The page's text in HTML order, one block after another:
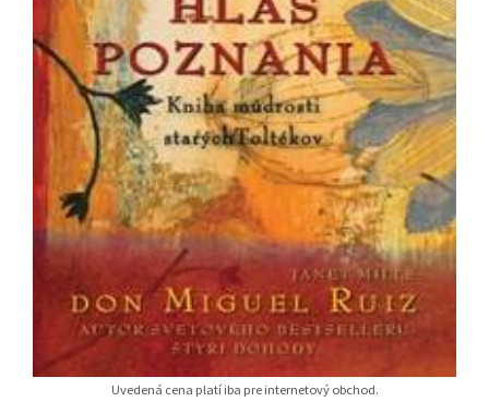
Uvedená cena platí iba pre internetový obchod.